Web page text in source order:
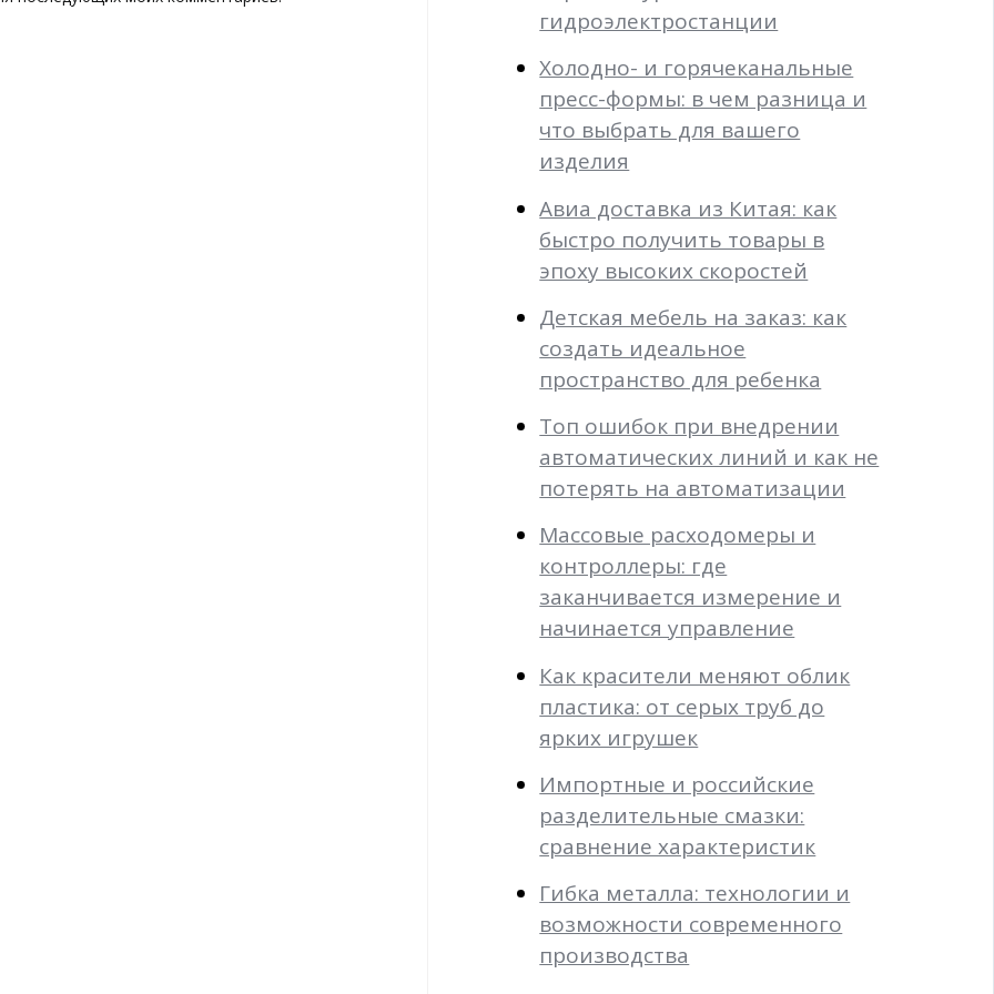
гидроэлектростанции
Холодно- и горячеканальные
пресс-формы: в чем разница и
что выбрать для вашего
изделия
Авиа доставка из Китая: как
быстро получить товары в
эпоху высоких скоростей
Детская мебель на заказ: как
создать идеальное
пространство для ребенка
Топ ошибок при внедрении
автоматических линий и как не
потерять на автоматизации
Массовые расходомеры и
контроллеры: где
заканчивается измерение и
начинается управление
Как красители меняют облик
пластика: от серых труб до
ярких игрушек
Импортные и российские
разделительные смазки:
сравнение характеристик
Гибка металла: технологии и
возможности современного
производства